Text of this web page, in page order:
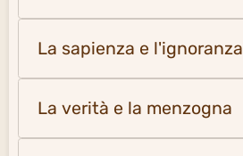
La sapienza e l'ignoranza
La verità e la menzogna